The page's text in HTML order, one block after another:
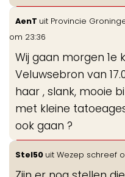
AenT uit Provincie
om 23:36
Wij gaan morgen 1e
Veluwsebron van
haar , slank, mooie
met kleine
ook gaan ?
Stel50 uit Wezep schreef